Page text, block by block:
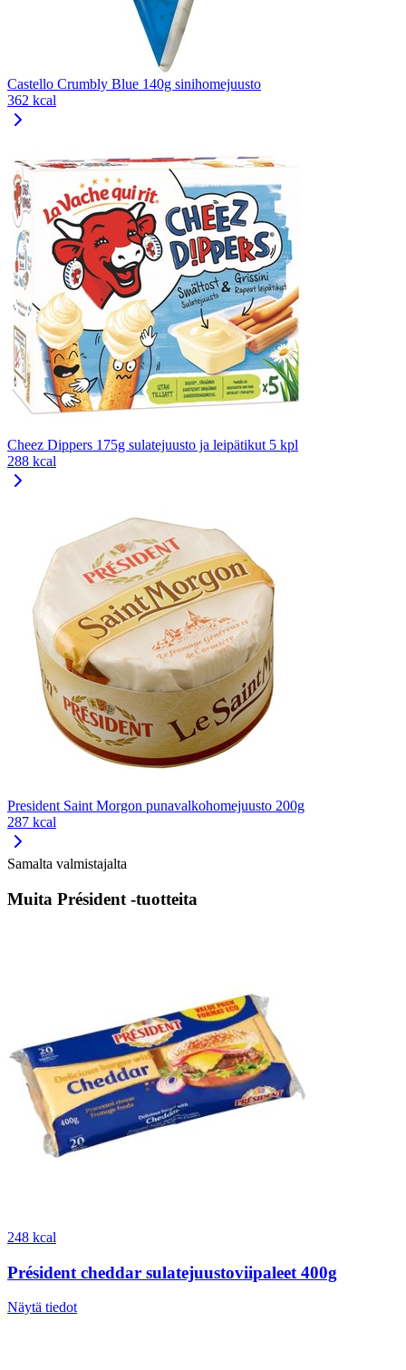
Castello Crumbly Blue 140g sinihomejuusto
362 kcal
Cheez Dippers 175g sulatejuusto ja leipätikut 5 kpl
288 kcal
President Saint Morgon punavalkohomejuusto 200g
287 kcal
Samalta valmistajalta
Muita Président -tuotteita
248 kcal
Président cheddar sulatejuustoviipaleet 400g
Näytä tiedot